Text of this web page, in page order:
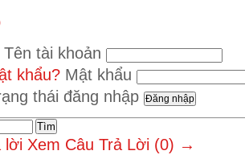
Tên tài khoản
khẩu? Mật khẩu
thái đăng nhập
Tìm
lời Xem Câu Trả Lời (0) →